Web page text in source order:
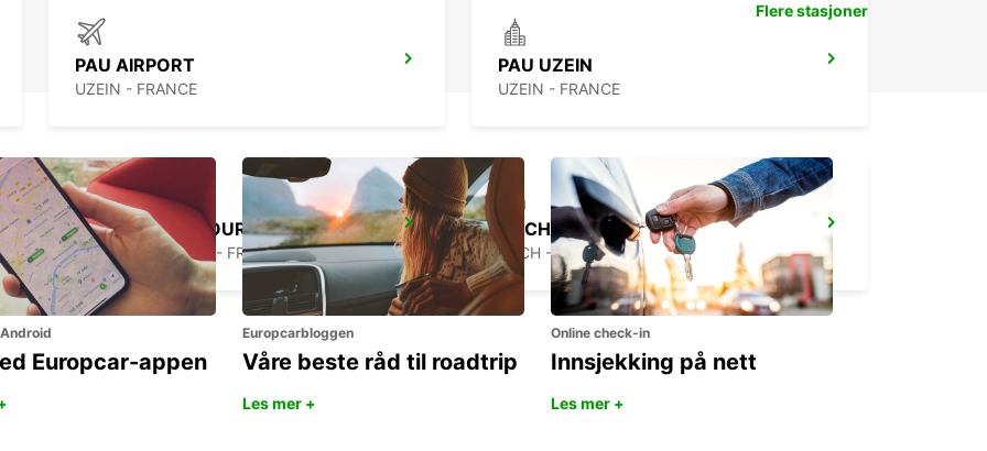
PAU AIRPORT
UZEIN - FRANCE
PAU UZEIN
UZEIN - FRANCE
AIRE-SUR-L'ADOUR
AIRE SUR L'ADOUR - FRANCE
AUCH
AUCH - FRANCE
Flere stasjoner
Europcar-appen
Europcarbloggen
Våre beste råd til roadtrip
Les mer +
Online check-in
Innsjekking på nett
Les mer +